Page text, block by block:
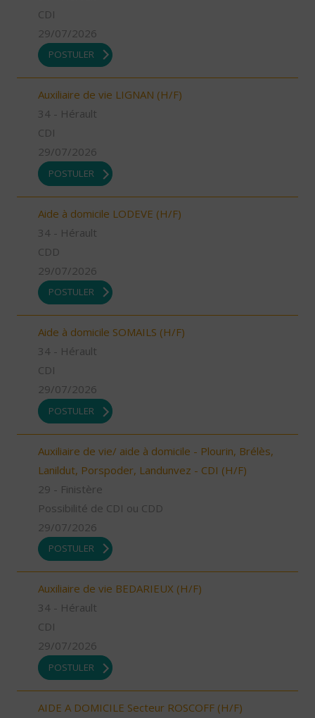
CDI
29/07/2026
POSTULER
Auxiliaire de vie LIGNAN (H/F)
34 - Hérault
CDI
29/07/2026
POSTULER
Aide à domicile LODEVE (H/F)
34 - Hérault
CDD
29/07/2026
POSTULER
Aide à domicile SOMAILS (H/F)
34 - Hérault
CDI
29/07/2026
POSTULER
Auxiliaire de vie/ aide à domicile - Plourin, Brélès,
Lanildut, Porspoder, Landunvez - CDI (H/F)
29 - Finistère
Possibilité de CDI ou CDD
29/07/2026
POSTULER
Auxiliaire de vie BEDARIEUX (H/F)
34 - Hérault
CDI
29/07/2026
POSTULER
AIDE A DOMICILE Secteur ROSCOFF (H/F)